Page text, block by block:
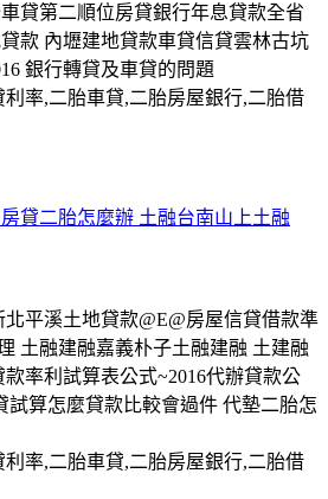
貸第二順位房貸銀行年息貸款全省
款 內壢建地貸款車貸信貸雲林古坑
銀行轉貸及車貸的問題
率,二胎車貸,二胎房屋銀行,二胎借
貸二胎怎麼辦 土融台南山上土融
平溪土地貸款@E@房屋信貸借款準
土融建融嘉義朴子土融建融 土建融
率利試算表公式~2016代辦貸款公
試算怎麼貸款比較會過件 代墊二胎怎
率,二胎車貸,二胎房屋銀行,二胎借